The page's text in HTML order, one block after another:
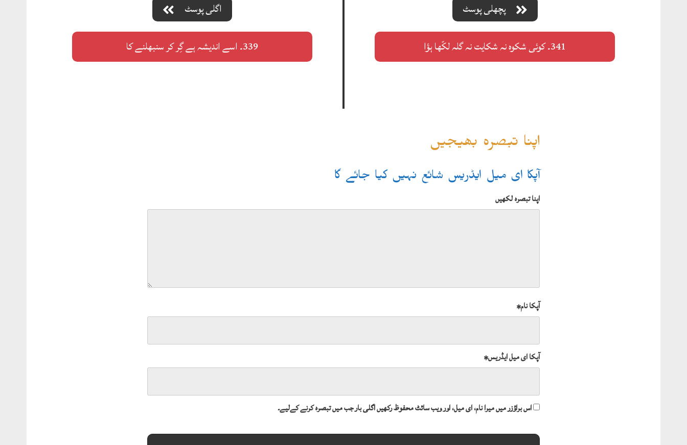
اگلی پوسٹ
339۔ اسے اندیشہ ہے گِر کر سنبھلنے کا
پچھلی پوسٹ
341۔ کوئی شکوہ نہ شکایت نہ گلہ لکّھا ہؤا
اپنا تبصرہ بھیجیں
آپکا ای میل ایڈریس شائع نہیں کیا جائے گا
اپنا تبصرہ لکھیں
آپکا نام*
آپکا ای میل ایڈریس*
اس براؤزر میں میرا نام، ای میل، اور ویب سائٹ محفوظ رکھیں اگلی بار جب میں تبصرہ کرنے کےلیے۔